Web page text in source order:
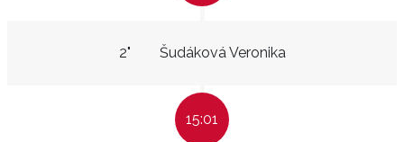
Šudáková Veronika
2"
15:01